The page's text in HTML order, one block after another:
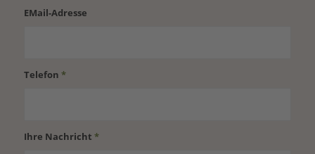
EMail-Adresse
Telefon *
Ihre Nachricht *